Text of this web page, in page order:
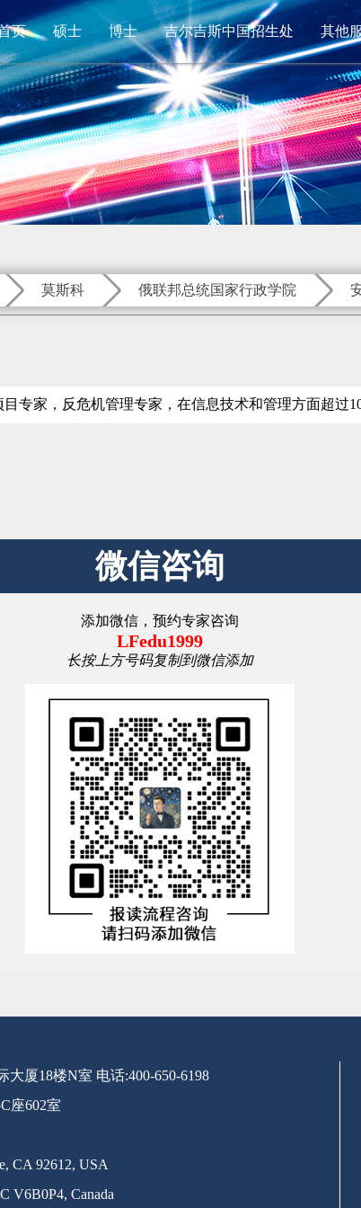
页 硕士 博士 吉尔吉斯中国招生处 其他
莫斯科 俄联邦总统国家行政学院
信项目专家，反危机管理专家，在信息技术和
微信咨询
添加微信，预约专家咨询
LFedu1999
长按上方号码复制到微信添加
大厦18楼N室 电话:400-650-6198
座602室
CA 92612, USA
V6B0P4, Canada